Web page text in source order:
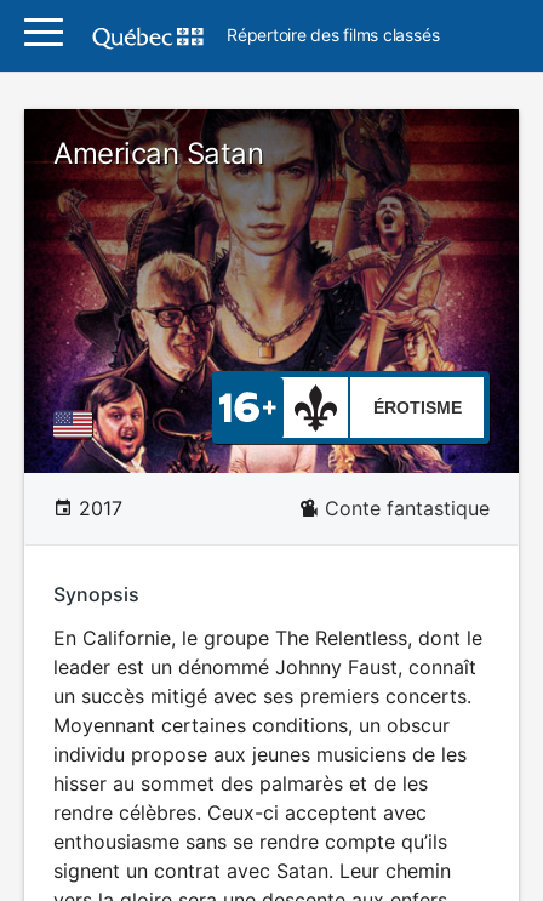
Répertoire des films classés
American Satan
ÉROTISME
2017 Conte fantastique
Synopsis
En Californie, le groupe The Relentless, dont le
leader est un dénommé Johnny Faust, connaît
un succès mitigé avec ses premiers concerts.
Moyennant certaines conditions, un obscur
individu propose aux jeunes musiciens de les
hisser au sommet des palmarès et de les
rendre célèbres. Ceux-ci acceptent avec
enthousiasme sans se rendre compte qu’ils
signent un contrat avec Satan. Leur chemin